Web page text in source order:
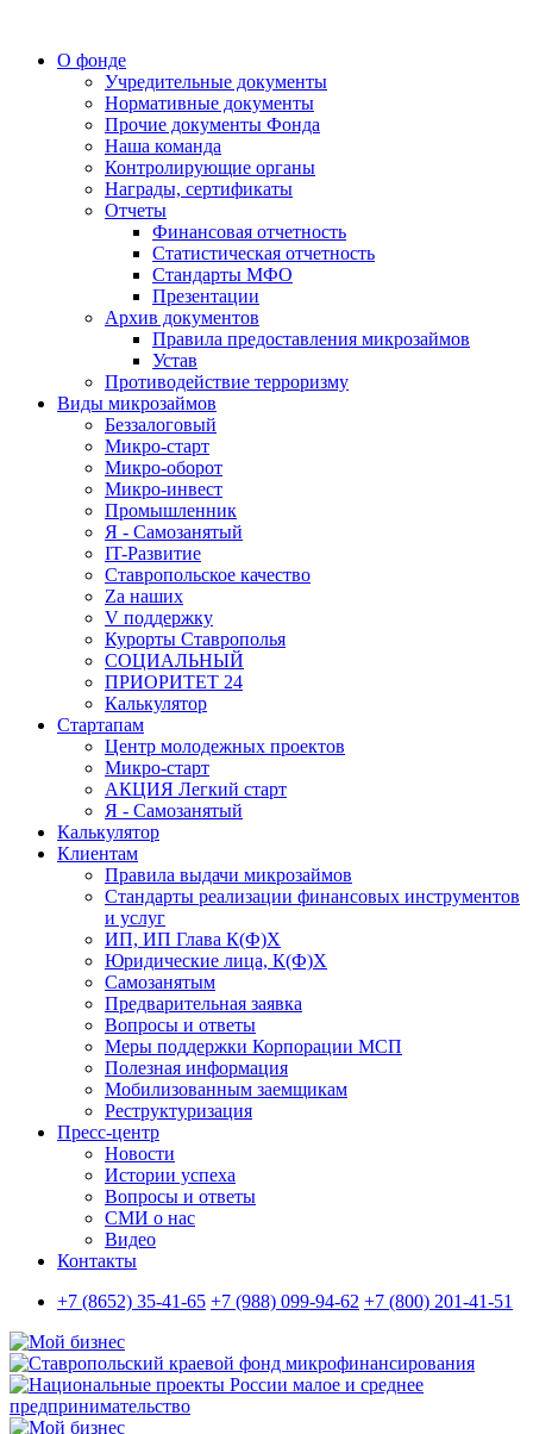
О фонде
Учредительные документы
Нормативные документы
Прочие документы Фонда
Наша команда
Контролирующие органы
Награды, сертификаты
Отчеты
Финансовая отчетность
Статистическая отчетность
Стандарты МФО
Презентации
Архив документов
Правила предоставления микрозаймов
Устав
Противодействие терроризму
Виды микрозаймов
Беззалоговый
Микро-старт
Микро-оборот
Микро-инвест
Промышленник
Я - Самозанятый
IT-Развитие
Ставропольское качество
Za наших
V поддержку
Курорты Ставрополья
СОЦИАЛЬНЫЙ
ПРИОРИТЕТ 24
Калькулятор
Стартапам
Центр молодежных проектов
Микро-старт
АКЦИЯ Легкий старт
Я - Самозанятый
Калькулятор
Клиентам
Правила выдачи микрозаймов
Стандарты реализации финансовых инструментов
и услуг
ИП, ИП Глава К(Ф)Х
Юридические лица, К(Ф)Х
Самозанятым
Предварительная заявка
Вопросы и ответы
Меры поддержки Корпорации МСП
Полезная информация
Мобилизованным заемщикам
Реструктуризация
Пресс-центр
Новости
Истории успеха
Вопросы и ответы
СМИ о нас
Видео
Контакты
+7 (8652) 35-41-65 +7 (988) 099-94-62 +7 (800) 201-41-51